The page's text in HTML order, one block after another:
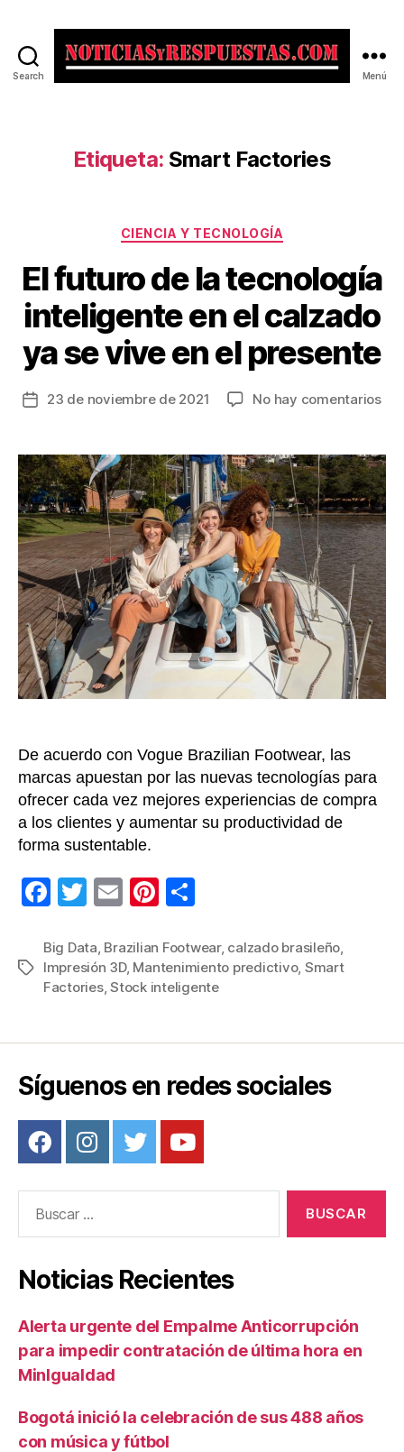
Search Menú
Etiqueta: Smart Factories
Categorías
CIENCIA Y TECNOLOGÍA
El futuro de la tecnología
inteligente en el calzado
ya se vive en el presente
Fecha
entrada
23 de noviembre de 2021 No hay comentariosen
de
la
en
el
ya
se
en
el
De acuerdo con Vogue Brazilian Footwear, las
marcas apuestan por las nuevas tecnologías para
ofrecer cada vez mejores experiencias de compra
a los clientes y aumentar su productividad de
forma sustentable.
F
c
e
o
k
T
tt
er
E
ail
Pi
er
e
m
p
tir
Etiquetas
Big Data, Brazilian Footwear, calzado brasileño,
Impresión 3D, Mantenimiento predictivo, Smart
Factories,Stock inteligente
Síguenos en redes sociales
Noticias Recientes
Alerta urgente del Empalme Anticorrupción
para impedir contratación de última hora en
MinIgualdad
Bogotá inició la celebración de sus 488 años
con música y fútbol